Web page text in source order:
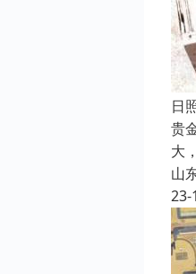
日
贵
大
山
23-